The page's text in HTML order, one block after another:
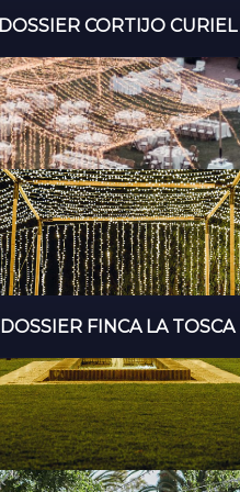
DOSSIER CORTIJO CURIEL
DOSSIER FINCA LA TOSCA